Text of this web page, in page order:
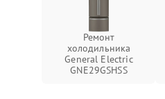
Ремонт
холодильника
General Electric
GNE29GSHSS